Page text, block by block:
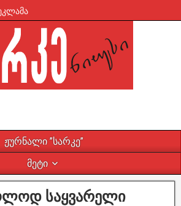
ჟურნალი ”სარკე”
მეტი
საყვარელი